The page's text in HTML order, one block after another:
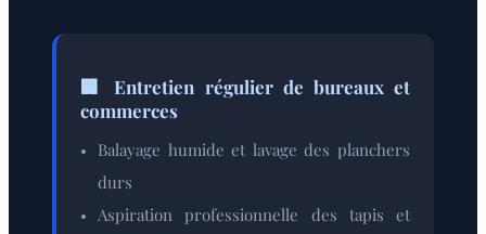
🏢 Entretien régulier de bureaux et
commerces
Balayage humide et lavage des planchers
durs
Aspiration professionnelle des tapis et